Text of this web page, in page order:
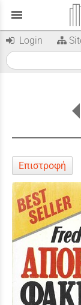
menu
Login
Επιστροφή